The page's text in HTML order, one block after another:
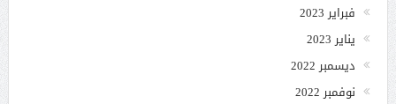
فبراير 2023
يناير 2023
ديسمبر 2022
نوفمبر 2022